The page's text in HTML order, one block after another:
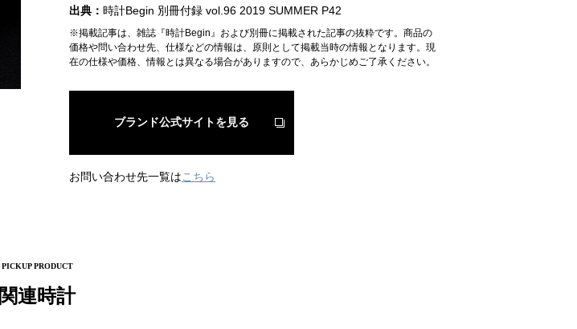
出典： 時計Begin 別冊付録 vol.96 2019 SUMMER P42
※掲載記事は、雑誌『時計Begin』および別冊に掲載された記事の抜粋です。商品の
価格や問い合わせ先、仕様などの情報は、原則として掲載当時の情報となります。現
在の仕様や価格、情報とは異なる場合がありますので、あらかじめご了承ください。
ブランド公式サイトを見る
お問い合わせ先一覧はこちら
PICKUP PRODUCT
関連時計